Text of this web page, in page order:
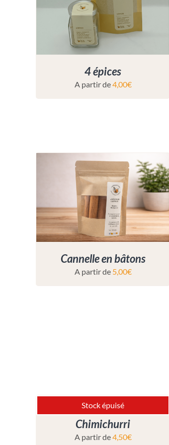
4 épices
A partir de4,00€
Cannelle en bâtons
A partir de 5,00€
Stock épuisé
Chimichurri
A partir de4,50€